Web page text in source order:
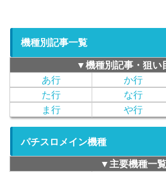
機種別記事一覧
▼機種別記事・狙い
あ行
か行
た行
な行
ま行
や行
パチスロメイン機種
▼主要機種一覧